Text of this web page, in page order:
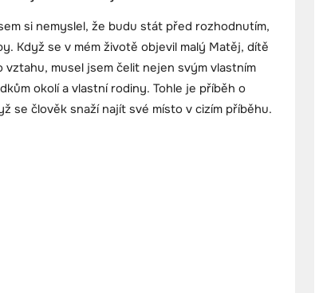
si nemyslel, že budu stát před rozhodnutím,
Když se v mém životě objevil malý Matěj, dítě
musel jsem čelit nejen svým vlastním
okolí a vlastní rodiny. Tohle je příběh o
se člověk snaží najít své místo v cizím příběhu.